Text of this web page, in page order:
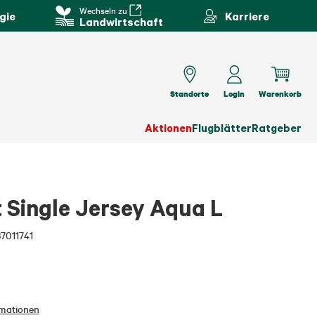
Wechseln zu
Landwirtschaft Karriere
AktionenFlugblätterRatgeber
Standorte Login Warenkorb
Jersey Aqua L